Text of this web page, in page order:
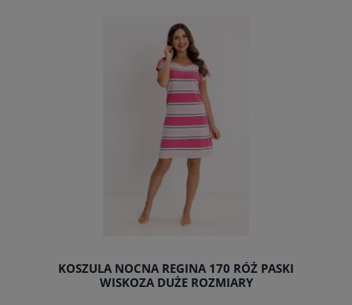
do koszyka
KOSZULA NOCNA REGINA 170 RÓŻ PASKI
WISKOZA DUŻE ROZMIARY